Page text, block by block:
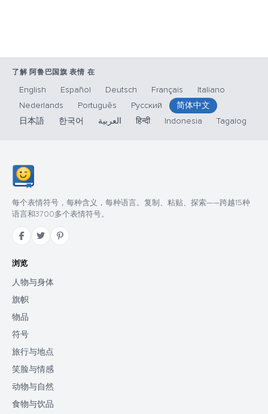
了解 阿鲁巴国旗 表情 在
English Español Deutsch Français
Italiano
Nederlands
Português Русский
简体中文
日本語
한국어 العربية हिन्दी Indonesia Tagalog
每个表情符号，每种含义，每种语言。复制、粘贴、探索——跨越15种
语言和3700多个表情符号。
浏览
人物与身体
旗帜
物品
符号
旅行与地点
笑脸与情感
动物与自然
食物与饮品